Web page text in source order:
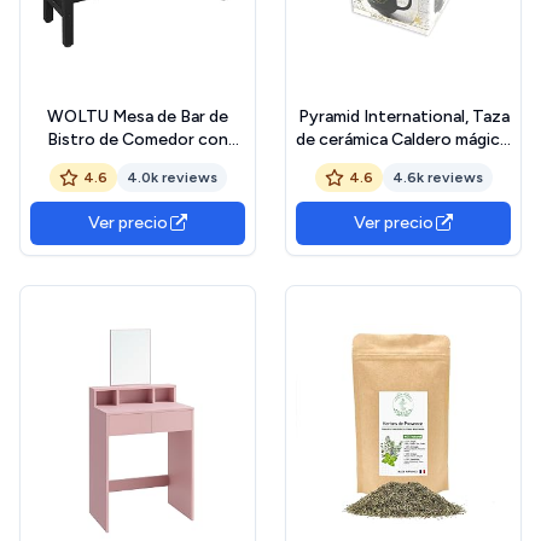
WOLTU Mesa de Bar de
Bistro de Comedor con
Estructura de Metal, MDF,
120x40x100cm (WxDxH)
Negro The Forest
Stewardship Council
4.6 4.0k reviews
Ver precio
Pyramid International, Taza
de cerámica Caldero mágico
de Harry Potter, 670 ml.
4.6 4.6k reviews
Ver precio